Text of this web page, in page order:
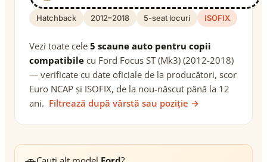
Hatchback 2012–2018 5-seat locuri ISOFIX
Vezi toate cele 5 scaune auto pentru copii
compatibile cu Ford Focus ST (Mk3) (2012-2018)
— verificate cu date oficiale de la producători, scor
Euro NCAP și ISOFIX, de la nou-născut până la 12
ani. Filtrează după vârstă sau poziție →